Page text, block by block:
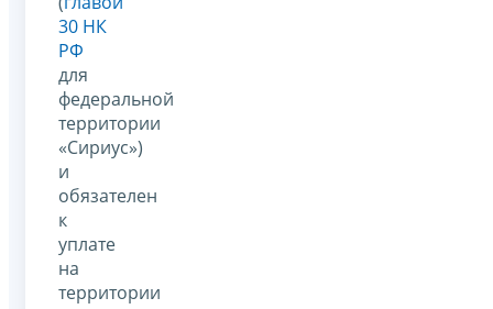
30 НК
РФ
для
федеральной
территории
«Сириус»)
и
обязателен
к
уплате
на
территории